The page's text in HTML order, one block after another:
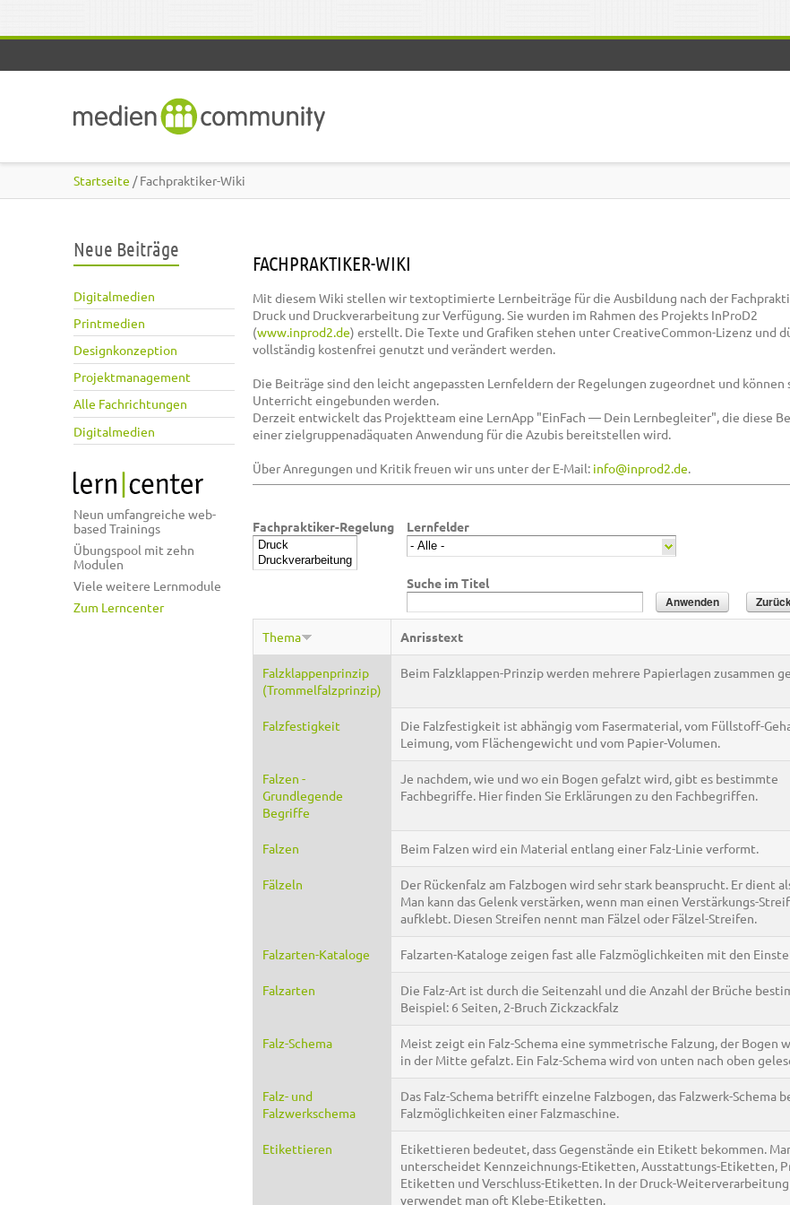
Startseite / Fachpraktiker-Wiki
Neue Beiträge
Digitalmedien
Printmedien
Designkonzeption
Projektmanagement
Alle Fachrichtungen
Digitalmedien
Neun umfangreiche web-
based Trainings
Übungspool mit zehn
Modulen
Viele weitere Lernmodule
Zum Lerncenter
FACHPRAKTIKER-WIKI
Mit diesem Wiki stellen wir textoptimierte Lernbeiträge für die Ausbildung nach der
Druck und Druckverarbeitung zur Verfügung. Sie wurden im Rahmen des Projekts InProD2
(www.inprod2.de) erstellt. Die Texte und Grafiken stehen unter CreativeCommon-Lizenz und
vollständig kostenfrei genutzt und verändert werden.
Die Beiträge sind den leicht angepassten Lernfeldern der Regelungen zugeordnet und können
Unterricht eingebunden werden.
Derzeit entwickelt das Projektteam eine LernApp "EinFach — Dein Lernbegleiter", die diese
einer zielgruppenadäquaten Anwendung für die Azubis bereitstellen wird.
Über Anregungen und Kritik freuen wir uns unter der E-Mail: info@inprod2.de.
Fachpraktiker-Regelung Lernfelder
Suche im Titel
Thema Anrisstext
Falzklappenprinzip
(Trommelfalzprinzip)
Beim Falzklappen-Prinzip werden mehrere Papierlagen zusammen
Falzfestigkeit
Die Falzfestigkeit ist abhängig vom Fasermaterial, vom Füllstoff-
Leimung, vom Flächengewicht und vom Papier-Volumen.
Falzen -
Grundlegende
Begriffe
Je nachdem, wie und wo ein Bogen gefalzt wird, gibt es bestimmte
Fachbegriffe. Hier finden Sie Erklärungen zu den Fachbegriffen.
Falzen Beim Falzen wird ein Material entlang einer Falz-Linie verformt.
Fälzeln
Der Rückenfalz am Falzbogen wird sehr stark beansprucht. Er dient
Man kann das Gelenk verstärken, wenn man einen Verstärkungs-
aufklebt. Diesen Streifen nennt man Fälzel oder Fälzel-Streifen.
Falzarten-Kataloge Falzarten-Kataloge zeigen fast alle Falzmöglichkeiten mit den
Falzarten
Die Falz-Art ist durch die Seitenzahl und die Anzahl der Brüche
Beispiel: 6 Seiten, 2-Bruch Zickzackfalz
Falz-Schema
Meist zeigt ein Falz-Schema eine symmetrische Falzung, der Bogen
in der Mitte gefalzt. Ein Falz-Schema wird von unten nach oben
Falz- und
Falzwerkschema
Das Falz-Schema betrifft einzelne Falzbogen, das Falzwerk-Schema
Falzmöglichkeiten einer Falzmaschine.
Etikettieren
Etikettieren bedeutet, dass Gegenstände ein Etikett bekommen.
unterscheidet Kennzeichnungs-Etiketten, Ausstattungs-Etiketten,
Etiketten und Verschluss-Etiketten. In der Druck-Weiterverarbeitung
verwendet man oft Klebe-Etiketten.